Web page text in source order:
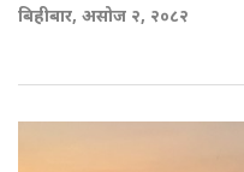
बिहीबार, असोज २, २०८२